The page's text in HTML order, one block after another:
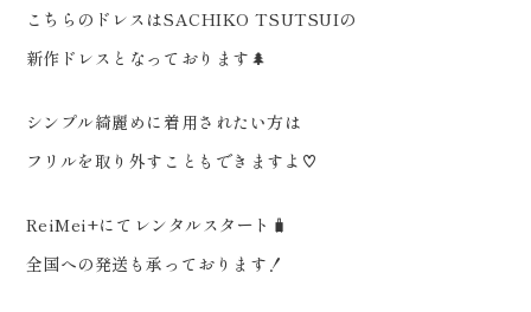
付中です！
………………………………………
#サチコツツイ #プレ花嫁 #プ
レ花婿 #振袖ドレス #ブライダル
カメラマン #結婚式準備 #振袖
#2025秋婚 #フォトスタジオ郡山
こちらのドレスはSACHIKO TSUTSUIの
新作ドレスとなっております🌲
シンプル綺麗めに着用されたい方は
フリルを取り外すこともできますよ♡
ReiMei+にてレンタルスタート🧳
全国への発送も承っております！